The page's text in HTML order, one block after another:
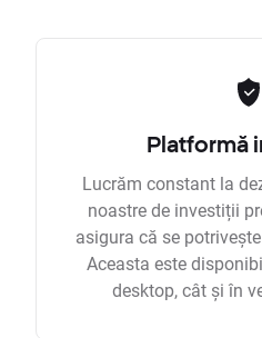
Platformă
Lucrăm constant la
noastre de investiții
asigura că se
Aceasta este
desktop, cât și în